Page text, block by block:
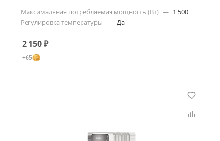
Максимальная потребляемая мощность (Вт) — 1 500
Регулировка температуры — Да
2 150₽
+65